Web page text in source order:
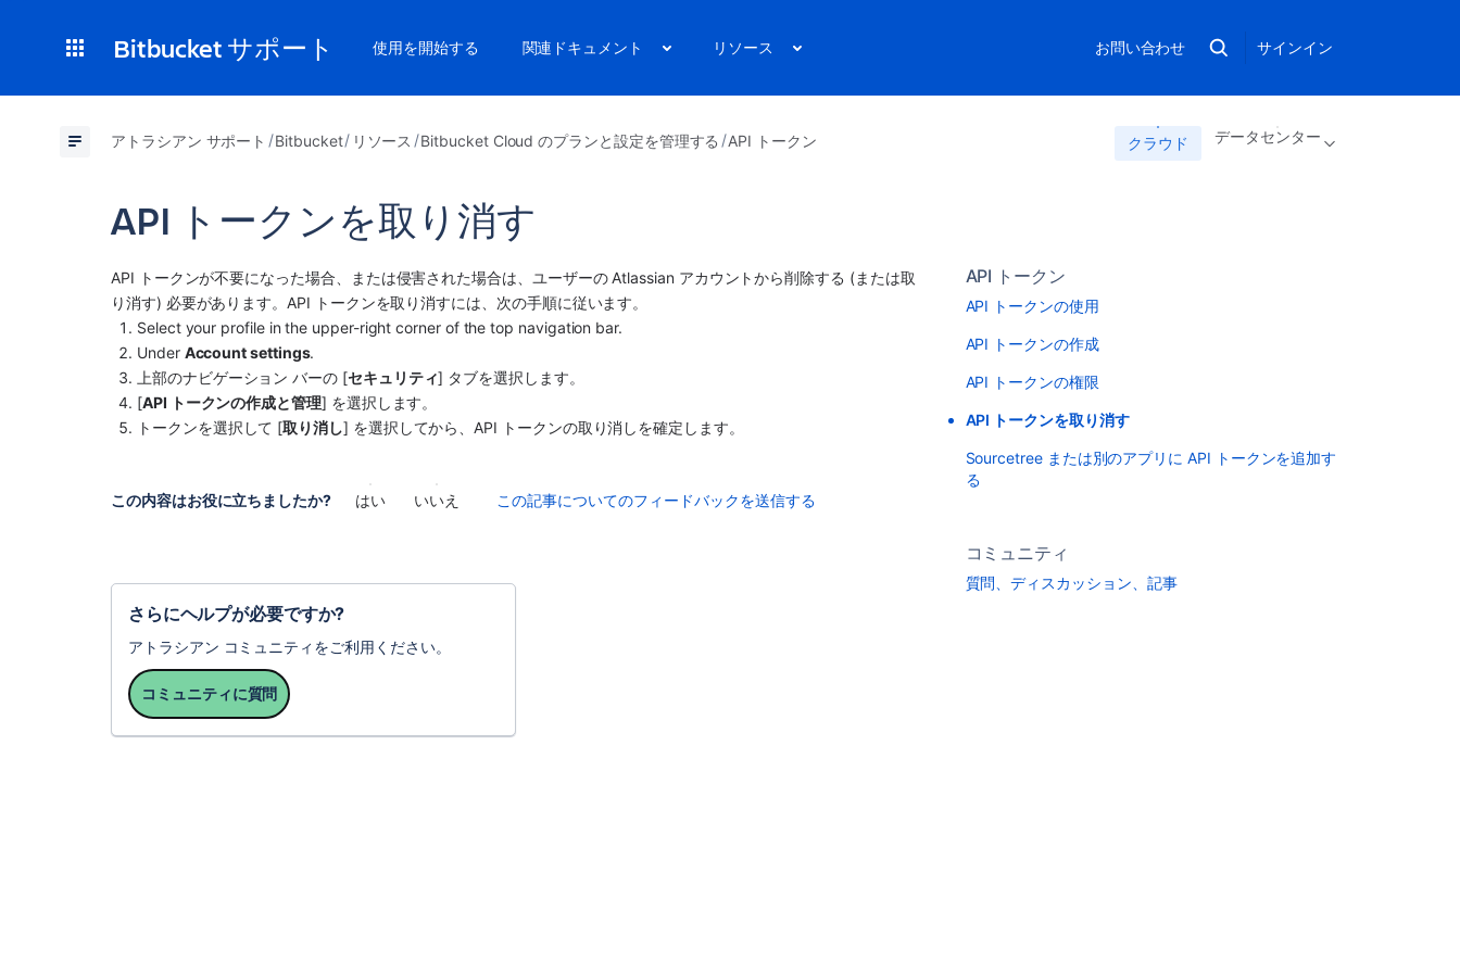
Bitbucket サポート 使用を開始する 関連ドキュメント リソース お問い合わせ サインイン
アトラシアン サポート Bitbucket リソース Bitbucket Cloud のプランと設定を管理する API トークン クラウド データセンター
API トークンを取り消す
API トークンが不要になった場合、または侵害された場合は、ユーザーの Atlassian アカウントから削除する (または取
り消す) 必要があります。API トークンを取り消すには、次の手順に従います。
Select your profile in the upper-right corner of the top navigation bar.
Under Account settings.
上部のナビゲーション バーの [セキュリティ] タブを選択します。
[API トークンの作成と管理] を選択します。
トークンを選択して [取り消し] を選択してから、API トークンの取り消しを確定します。
この内容はお役に立ちましたか? はい いいえ この記事についてのフィードバックを送信する
さらにヘルプが必要ですか?
アトラシアン コミュニティをご利用ください。
コミュニティに質問
API トークン
API トークンの使用
API トークンの作成
API トークンの権限
API トークンを取り消す
Sourcetree または別のアプリに API トークンを追加す
る
コミュニティ
質問、ディスカッション、記事